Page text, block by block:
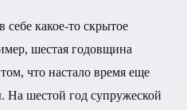
какое-то скрытое
шестая годовщина
что настало время еще
На шестой год супружеской